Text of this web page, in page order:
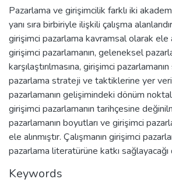
Pazarlama ve girişimcilik farklı iki
yanı sıra birbiriyle ilişkili çalışma
girişimci pazarlama kavramsal olarak ele
girişimci pazarlamanın, geleneksel
karşılaştırılmasına, girişimci
pazarlama strateji ve taktiklerine yer
pazarlamanın gelişimindeki dönüm
girişimci pazarlamanın tarihçesine
pazarlamanın boyutları ve girişimci
ele alınmıştır. Çalışmanın girişimci
pazarlama literatürüne katkı
Keywords